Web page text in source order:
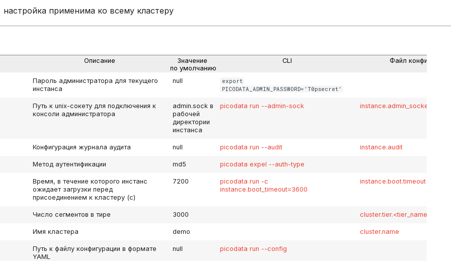
настройка применима ко всему кластеру
Описание
Значение
по умолчанию
CLI Файл
Пароль администратора для текущего
инстанса
null
export
PICODATA_ADMIN_PASSWORD='T0psecret'
Путь к unix-сокету для подключения к
консоли администратора
admin.sock в
рабочей
директории
инстанса
picodata run --admin-sock instance.admin_socket
Конфигурация журнала аудита null picodata run --audit instance.audit
Метод аутентификации md5 picodata expel --auth-type
Время, в течение которого инстанс
ожидает загрузки перед
присоединением к кластеру (с)
7200
picodata run -c
instance.boot_timeout=3600
instance.boot.timeout
Число сегментов в тире 3000
Имя кластера demo cluster.name
Путь к файлу конфигурации в формате
YAML
null picodata run --config